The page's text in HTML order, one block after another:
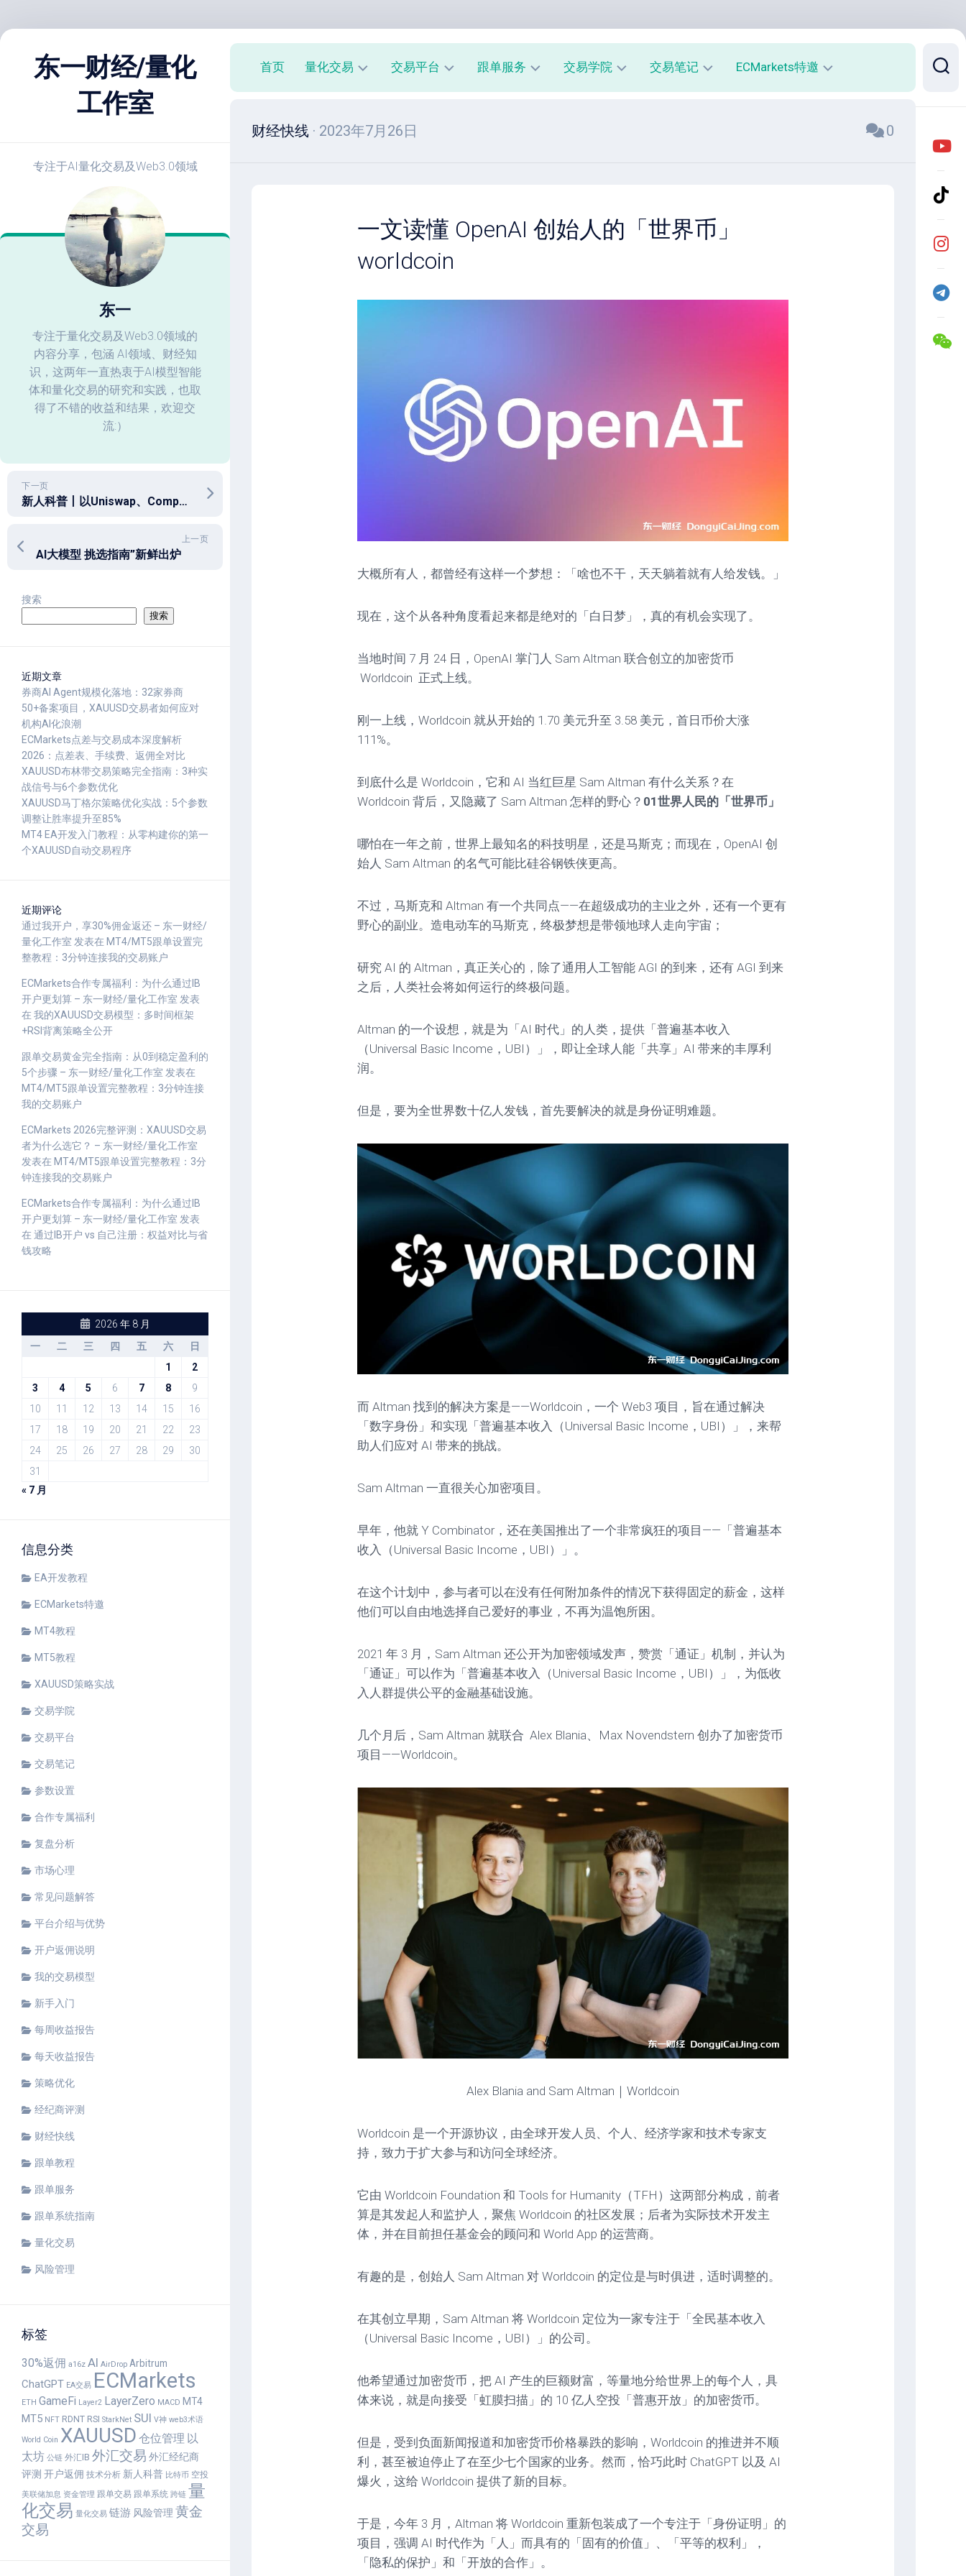
跳
东一财经/量化
工作室
专注于AI量化交易及Web3.0领域
东一
专注于量化交易及Web3.0领域的
内容分享，包涵 AI领域、财经知
识，这两年一直热衷于AI模型智能
体和量化交易的研究和实践，也取
得了不错的收益和结果，欢迎交
流:）
下一页
新人科普丨以Uniswap、Compound和MakerDAO为例，告诉你什么是TVL？
上一页
AI大模型 挑选指南”新鲜出炉
搜索
搜索
近期文章
券商AI Agent规模化落地：32家券商
50+备案项目，XAUUSD交易者如何应对
机构AI化浪潮
ECMarkets点差与交易成本深度解析
2026：点差表、手续费、返佣全对比
XAUUSD布林带交易策略完全指南：3种实
战信号与6个参数优化
XAUUSD马丁格尔策略优化实战：5个参数
调整让胜率提升至85%
MT4 EA开发入门教程：从零构建你的第一
个XAUUSD自动交易程序
近期评论
通过我开户，享30%佣金返还 – 东一财经/
量化工作室 发表在 MT4/MT5跟单设置完
整教程：3分钟连接我的交易账户
ECMarkets合作专属福利：为什么通过IB
开户更划算 – 东一财经/量化工作室 发表
在 我的XAUUSD交易模型：多时间框架
+RSI背离策略全公开
跟单交易黄金完全指南：从0到稳定盈利的
5个步骤 – 东一财经/量化工作室 发表在
MT4/MT5跟单设置完整教程：3分钟连接
我的交易账户
ECMarkets 2026完整评测：XAUUSD交易
者为什么选它？ – 东一财经/量化工作室
发表在 MT4/MT5跟单设置完整教程：3分
钟连接我的交易账户
ECMarkets合作专属福利：为什么通过IB
开户更划算 – 东一财经/量化工作室 发表
在 通过IB开户 vs 自己注册：权益对比与省
钱攻略
2026 年 8 月
一
二 三 四 五 六
日
1
2
3
4 5 6 7 8
9
10
11 12 13 14 15
16
17
18 19 20 21 22
23
24
25 26 27 28 29
30
31
« 7 月
信息分类
EA开发教程
ECMarkets特邀
MT4教程
MT5教程
XAUUSD策略实战
交易学院
交易平台
交易笔记
参数设置
合作专属福利
复盘分析
市场心理
常见问题解答
平台介绍与优势
开户返佣说明
我的交易模型
新手入门
每周收益报告
每天收益报告
策略优化
经纪商评测
财经快线
跟单教程
跟单服务
跟单系统指南
量化交易
风险管理
标签
30%返佣 a16z AI AirDrop Arbitrum
ChatGPT EA交易 ECMarkets
ETH GameFi Layer2 LayerZero MACD MT4
MT5 NFT RDNT RSI StarkNet SUI V神 web3术语
World Coin XAUUSD 仓位管理 以
太坊 公链 外汇IB 外汇交易 外汇经纪商
评测 开户返佣 技术分析 新人科普 比特币 空投
美联储加息 资金管理 跟单交易 跟单系统 跨链 量
化交易 量化交易 链游 风险管理 黄金
交易
首页 量化交易
策
交易平台
教
经
商
跟单服务
单
设
置
交易学院
管
理
交易笔记
月
度
复
分
ECMarkets特邀
利
见
联
主
财经快线 · 2023年7月26日 0
一文读懂 OpenAI 创始人的「世界币」
worldcoin
大概所有人，都曾经有这样一个梦想：「啥也不干，天天躺着就有人给发钱。」
现在，这个从各种角度看起来都是绝对的「白日梦」，真的有机会实现了。
当地时间 7 月 24 日，OpenAI 掌门人 Sam Altman 联合创立的加密货币
Worldcoin 正式上线。
刚一上线，Worldcoin 就从开始的 1.70 美元升至 3.58 美元，首日币价大涨
111%。
到底什么是 Worldcoin，它和 AI 当红巨星 Sam Altman 有什么关系？在
Worldcoin 背后，又隐藏了 Sam Altman 怎样的野心？ 01世界人民的「世界币」
哪怕在一年之前，世界上最知名的科技明星，还是马斯克；而现在，OpenAI 创
始人 Sam Altman 的名气可能比硅谷钢铁侠更高。
不过，马斯克和 Altman 有一个共同点——在超级成功的主业之外，还有一个更有
野心的副业。造电动车的马斯克，终极梦想是带领地球人走向宇宙；
研究 AI 的 Altman，真正关心的，除了通用人工智能 AGI 的到来，还有 AGI 到来
之后，人类社会将如何运行的终极问题。
Altman 的一个设想，就是为「AI 时代」的人类，提供「普遍基本收入
（Universal Basic Income，UBI）」，即让全球人能「共享」AI 带来的丰厚利
润。
但是，要为全世界数十亿人发钱，首先要解决的就是身份证明难题。
而 Altman 找到的解决方案是——Worldcoin，一个 Web3 项目，旨在通过解决
「数字身份」和实现「普遍基本收入（Universal Basic Income，UBI）」，来帮
助人们应对 AI 带来的挑战。
Sam Altman 一直很关心加密项目。
早年，他就 Y Combinator，还在美国推出了一个非常疯狂的项目——「普遍基本
收入（Universal Basic Income，UBI）」。
在这个计划中，参与者可以在没有任何附加条件的情况下获得固定的薪金，这样
他们可以自由地选择自己爱好的事业，不再为温饱所困。
2021 年 3 月，Sam Altman 还公开为加密领域发声，赞赏「通证」机制，并认为
「通证」可以作为「普遍基本收入（Universal Basic Income，UBI）」，为低收
入人群提供公平的金融基础设施。
几个月后，Sam Altman 就联合 Alex Blania、Max Novendstern 创办了加密货币
项目——Worldcoin。
Alex Blania and Sam Altman｜Worldcoin
Worldcoin 是一个开源协议，由全球开发人员、个人、经济学家和技术专家支
持，致力于扩大参与和访问全球经济。
它由 Worldcoin Foundation 和 Tools for Humanity（TFH）这两部分构成，前者
算是其发起人和监护人，聚焦 Worldcoin 的社区发展；后者为实际技术开发主
体，并在目前担任基金会的顾问和 World App 的运营商。
有趣的是，创始人 Sam Altman 对 Worldcoin 的定位是与时俱进，适时调整的。
在其创立早期，Sam Altman 将 Worldcoin 定位为一家专注于「全民基本收入
（Universal Basic Income，UBI）」的公司。
他希望通过加密货币，把 AI 产生的巨额财富，等量地分给世界上的每个人，具
体来说，就是向接受「虹膜扫描」的 10 亿人空投「普惠开放」的加密货币。
但是，受到负面新闻报道和加密货币价格暴跌的影响，Worldcoin 的推进并不顺
利，甚至被迫停止了在至少七个国家的业务。然而，恰巧此时 ChatGPT 以及 AI
爆火，这给 Worldcoin 提供了新的目标。
于是，今年 3 月，Altman 将 Worldcoin 重新包装成了一个专注于「身份证明」的
项目，强调 AI 时代作为「人」而具有的「固有的价值」、「平等的权利」，
「隐私的保护」和「开放的合作」。